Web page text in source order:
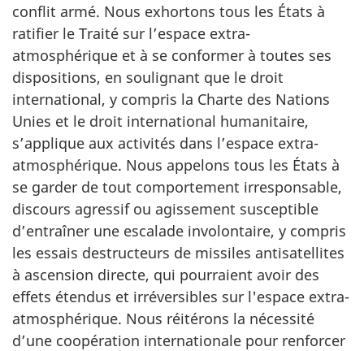
conflit armé. Nous exhortons tous les États à
ratifier le Traité sur l’espace extra-
atmosphérique et à se conformer à toutes ses
dispositions, en soulignant que le droit
international, y compris la Charte des Nations
Unies et le droit international humanitaire,
s’applique aux activités dans l’espace extra-
atmosphérique. Nous appelons tous les États à
se garder de tout comportement irresponsable,
discours agressif ou agissement susceptible
d’entraîner une escalade involontaire, y compris
les essais destructeurs de missiles antisatellites
à ascension directe, qui pourraient avoir des
effets étendus et irréversibles sur l'espace extra-
atmosphérique. Nous réitérons la nécessité
d’une coopération internationale pour renforcer